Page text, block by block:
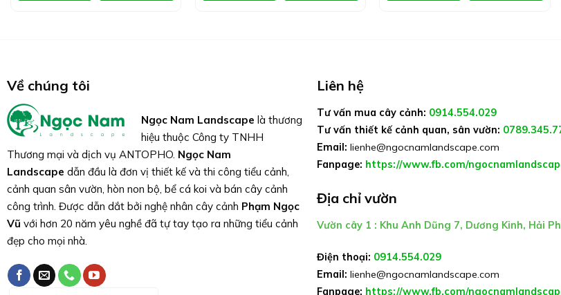
Về chúng tôi
Ngọc Nam Landscape là thương
hiệu thuộc Công ty TNHH
Thương mại và dịch vụ ANTOPHO. Ngọc Nam
Landscape dẫn đầu là đơn vị thiết kế và thi công tiểu cảnh,
cảnh quan sân vườn, hòn non bộ, bể cá koi và bán cây cảnh
công trình. Được dẫn dắt bởi nghệ nhân cây cảnh Phạm Ngọc
Vũ với hơn 20 năm yêu nghề đã tự tay tạo ra những tiểu cảnh
đẹp cho mọi nhà.
Liên hệ
Tư vấn mua cây cảnh: 0914.554.029
Tư vấn thiết kế cảnh quan, sân vườn:
Email: lienhe@ngocnamlandscape.com
Fanpage: https://www.fb.com/
Địa chỉ vườn
Vườn cây 1 : Khu Anh Dũng 7, Dương Kinh, Hải
Điện thoại: 0914.554.029
Email: lienhe@ngocnamlandscape.com
Fanpage: https://www.fb.com/